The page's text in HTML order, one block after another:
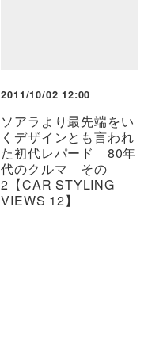
2011/10/02 12:00
ソアラより最先端をい
くデザインとも言われ
た初代レパード 80年
代のクルマ その
2【CAR STYLING
VIEWS 12】